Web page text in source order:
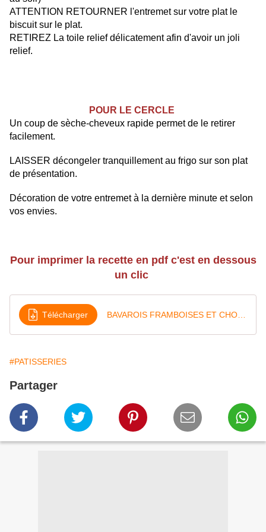
ATTENTION RETOURNER l'entremet sur votre plat le
biscuit sur le plat.
RETIREZ La toile relief délicatement afin d'avoir un joli
relief.
POUR LE CERCLE
Un coup de sèche-cheveux rapide permet de le retirer
facilement.
LAISSER décongeler tranquillement au frigo sur son plat
de présentation.
Décoration de votre entremet à la dernière minute et selon
vos envies.
Pour imprimer la recette en pdf c'est en dessous
un clic
Télécharger
#PATISSERIES
Partager